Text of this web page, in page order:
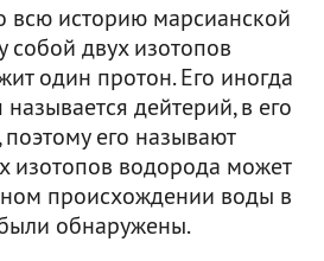
всю историю марсианской
двух изотопов
один протон. Его иногда
дейтерий, в его
его называют
изотопов водорода может
происхождении воды в
обнаружены.